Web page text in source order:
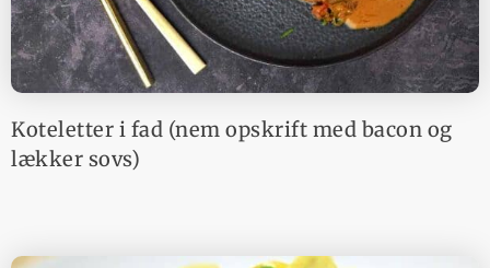
Koteletter i fad (nem opskrift med bacon og
lækker sovs)